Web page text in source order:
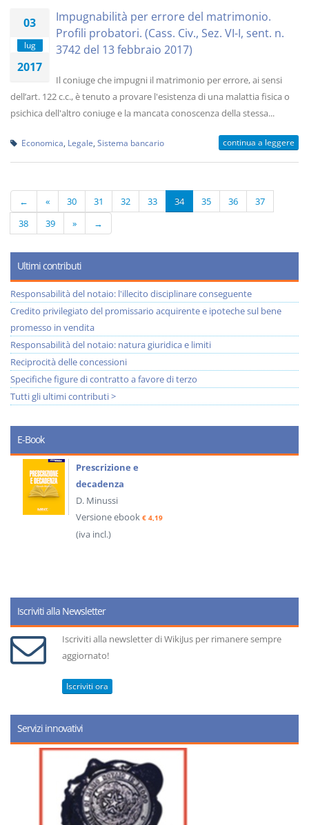
03
lug
2017
Impugnabilità per errore del matrimonio.
Profili probatori. (Cass. Civ., Sez. VI-I, sent. n.
3742 del 13 febbraio 2017)
Il coniuge che impugni il matrimonio per errore, ai sensi
dell’art. 122 c.c., è tenuto a provare l'esistenza di una malattia fisica o
psichica dell'altro coniuge e la mancata conoscenza della stessa...
Economica Legale Sistema bancario continua a leggere
← « 30 31 32 33 34 35 36
37
38
39 » →
Ultimi contributi
Responsabilità del notaio: l'illecito disciplinare conseguente
Credito privilegiato del promissario acquirente e ipoteche sul bene
promesso in vendita
Responsabilità del notaio: natura giuridica e limiti
Reciprocità delle concessioni
Specifiche figure di contratto a favore di terzo
Tutti gli ultimi contributi >
E-Book
Prescrizione e
decadenza
D. Minussi
Versione ebook € 4,19
(iva incl.)
Iscriviti alla Newsletter
Iscriviti alla newsletter di WikiJus per rimanere sempre
aggiornato!
Iscriviti ora
Servizi innovativi